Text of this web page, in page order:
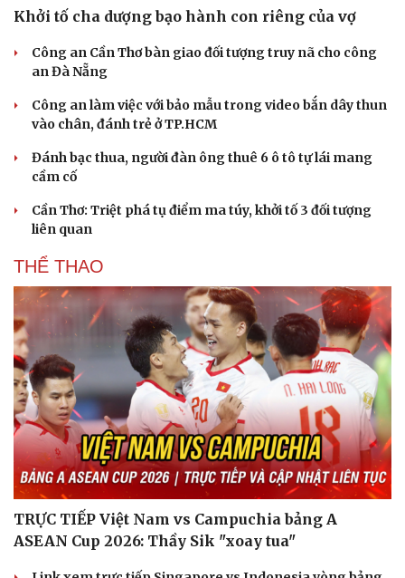
Khởi tố cha dượng bạo hành con riêng của vợ
Công an Cần Thơ bàn giao đối tượng truy nã cho công
an Đà Nẵng
Công an làm việc với bảo mẫu trong video bắn dây thun
vào chân, đánh trẻ ở TP.HCM
Đánh bạc thua, người đàn ông thuê 6 ô tô tự lái mang
cầm cố
Cần Thơ: Triệt phá tụ điểm ma túy, khởi tố 3 đối tượng
liên quan
THỂ THAO
TRỰC TIẾP Việt Nam vs Campuchia bảng A
ASEAN Cup 2026: Thầy Sik "xoay tua"